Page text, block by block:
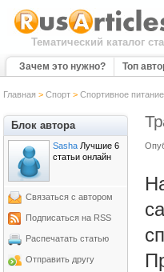
Тематический каталог
Зачем это нужно? Топ
Главная > Спорт> Спортивное питание
Блок автора
SashaЛучшие 6
статьи онлайн
Связаться с автором
Подписаться на RSS
Распечатать статью
Отправить другу